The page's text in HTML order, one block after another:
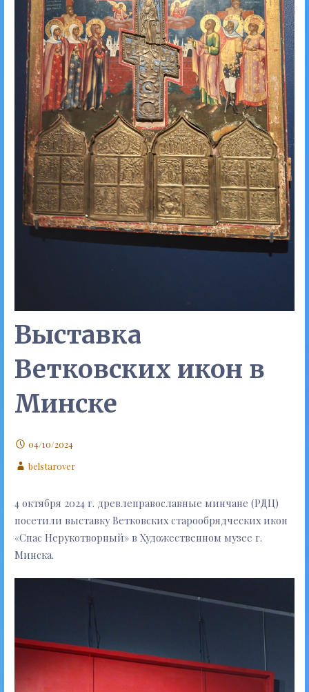
Выставка
Ветковских икон в
Минске
04/10/2024
belstarover
4 октября 2024 г. древлеправославные минчане (РДЦ)
посетили выставку Ветковских старообрядческих икон
«Спас Нерукотворный» в Художественном музее г.
Минска.